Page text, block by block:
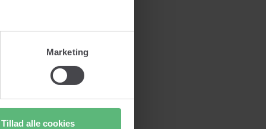
Marketing
Tillad alle cookies